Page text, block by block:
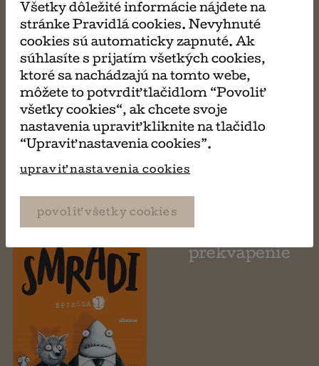
Zlatý písací stroj
Štvrté krídlo
prekvapenie
Všetky dôležité informácie nájdete na
stránke Pravidlá cookies. Nevyhnuté
cookies sú automaticky zapnuté. Ak
súhlasíte s prijatím všetkých cookies,
ktoré sa nachádzajú na tomto webe,
môžete to potvrdiť tlačidlom “Povoliť
všetky cookies“, ak chcete svoje
nastavenia upraviť kliknite na tlačidlo
“Upraviť nastavenia cookies”.
upraviť nastavenia cookies
povoliť všetky cookies